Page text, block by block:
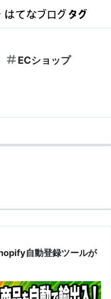
ECショップ
自動登録ツールが